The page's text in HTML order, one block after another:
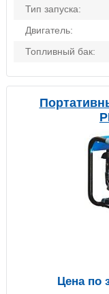
Тип запуска:
Двигатель:
Топливный бак:
Цена по